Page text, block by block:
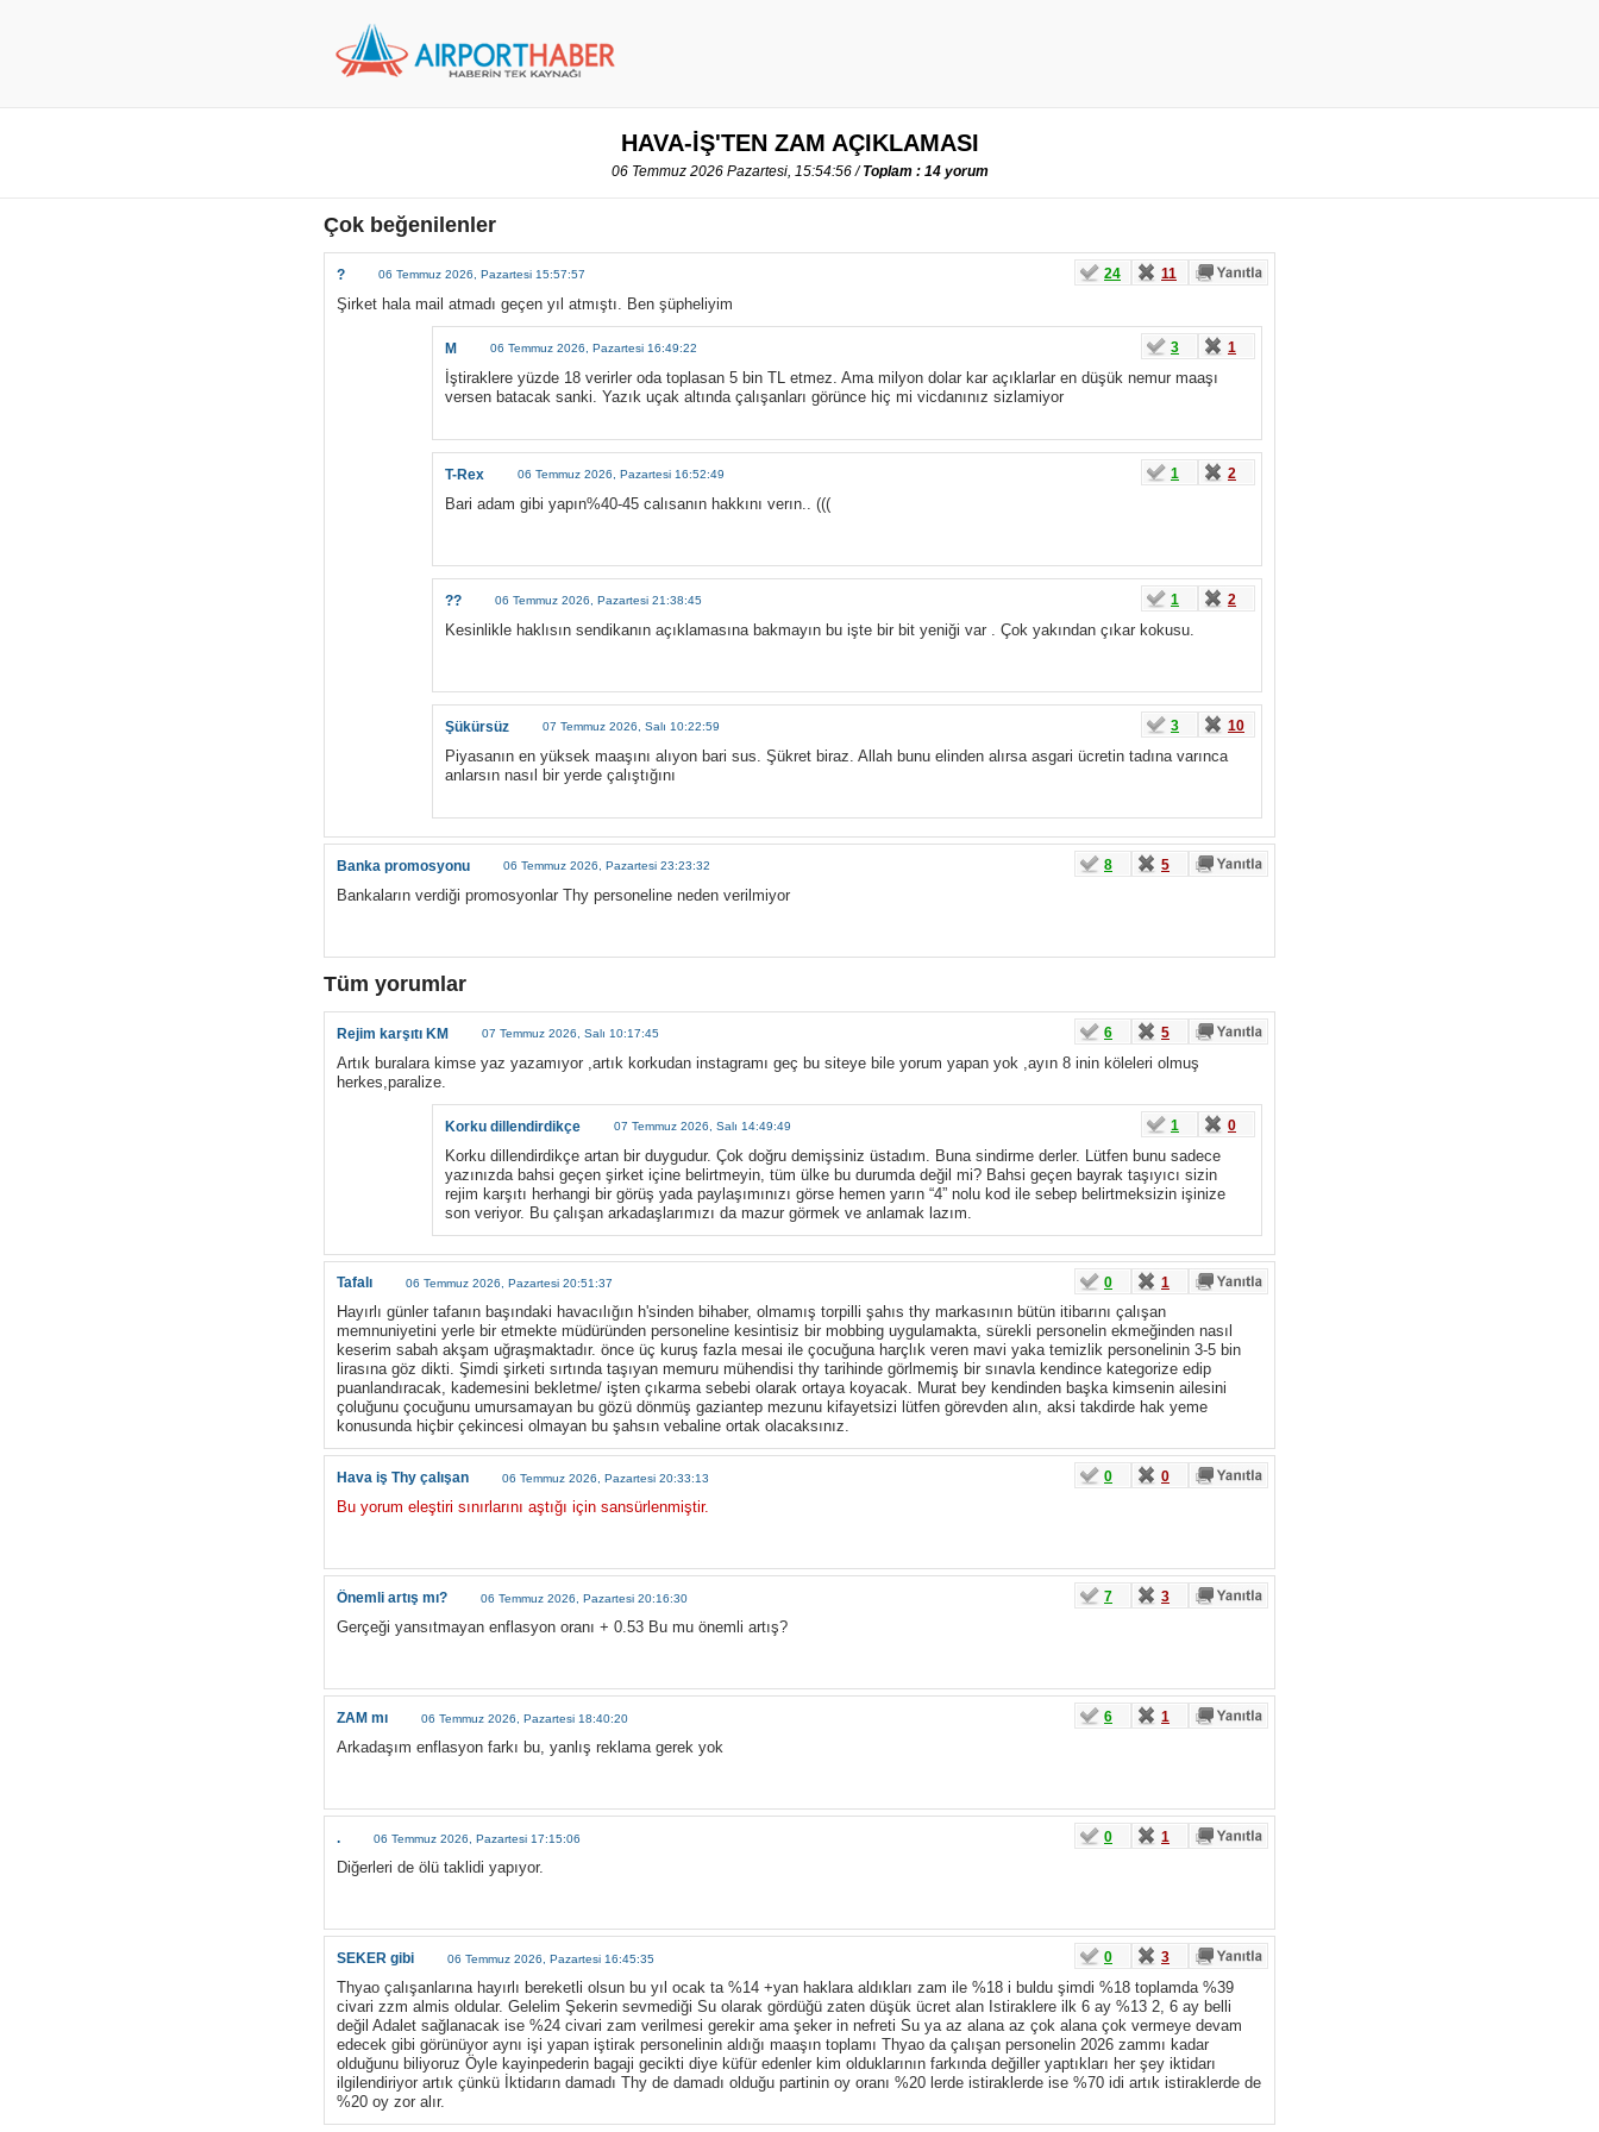
HAVA-İŞ'TEN ZAM AÇIKLAMASI
06 Temmuz 2026 Pazartesi, 15:54:56 /Toplam : 14 yorum
Çok beğenilenler
? 06 Temmuz 2026, Pazartesi 15:57:57
Şirket hala mail atmadı geçen yıl atmıştı. Ben şüpheliyim
24 11
M 06 Temmuz 2026, Pazartesi 16:49:22
İştiraklere yüzde 18 verirler oda toplasan 5 bin TL etmez. Ama milyon dolar kar açıklarlar en düşük nemur maaşı
versen batacak sanki. Yazık uçak altında çalışanları görünce hiç mi vicdanınız sizlamiyor
3 1
T-Rex 06 Temmuz 2026, Pazartesi 16:52:49
Bari adam gibi yapın%40-45 calısanın hakkını verın.. (((
1 2
?? 06 Temmuz 2026, Pazartesi 21:38:45
Kesinlikle haklısın sendikanın açıklamasına bakmayın bu işte bir bit yeniği var . Çok yakından çıkar kokusu.
1 2
Şükürsüz 07 Temmuz 2026, Salı 10:22:59
Piyasanın en yüksek maaşını alıyon bari sus. Şükret biraz. Allah bunu elinden alırsa asgari ücretin tadına varınca
anlarsın nasıl bir yerde çalıştığını
3 10
Banka promosyonu 06 Temmuz 2026, Pazartesi 23:23:32
Bankaların verdiği promosyonlar Thy personeline neden verilmiyor
8 5
Tüm yorumlar
Rejim karşıtı KM 07 Temmuz 2026, Salı 10:17:45
Artık buralara kimse yaz yazamıyor ,artık korkudan instagramı geç bu siteye bile yorum yapan yok ,ayın 8 inin köleleri olmuş
herkes,paralize.
6 5
Korku dillendirdikçe 07 Temmuz 2026, Salı 14:49:49
Korku dillendirdikçe artan bir duygudur. Çok doğru demişsiniz üstadım. Buna sindirme derler. Lütfen bunu sadece
yazınızda bahsi geçen şirket içine belirtmeyin, tüm ülke bu durumda değil mi? Bahsi geçen bayrak taşıyıcı sizin
rejim karşıtı herhangi bir görüş yada paylaşımınızı görse hemen yarın “4” nolu kod ile sebep belirtmeksizin işinize
son veriyor. Bu çalışan arkadaşlarımızı da mazur görmek ve anlamak lazım.
1 0
Tafalı 06 Temmuz 2026, Pazartesi 20:51:37
Hayırlı günler tafanın başındaki havacılığın h'sinden bihaber, olmamış torpilli şahıs thy markasının bütün itibarını çalışan
memnuniyetini yerle bir etmekte müdüründen personeline kesintisiz bir mobbing uygulamakta, sürekli personelin ekmeğinden nasıl
keserim sabah akşam uğraşmaktadır. önce üç kuruş fazla mesai ile çocuğuna harçlık veren mavi yaka temizlik personelinin 3-5 bin
lirasına göz dikti. Şimdi şirketi sırtında taşıyan memuru mühendisi thy tarihinde görlmemiş bir sınavla kendince kategorize edip
puanlandıracak, kademesini bekletme/ işten çıkarma sebebi olarak ortaya koyacak. Murat bey kendinden başka kimsenin ailesini
çoluğunu çocuğunu umursamayan bu gözü dönmüş gaziantep mezunu kifayetsizi lütfen görevden alın, aksi takdirde hak yeme
konusunda hiçbir çekincesi olmayan bu şahsın vebaline ortak olacaksınız.
0 1
Hava iş Thy çalışan 06 Temmuz 2026, Pazartesi 20:33:13
Bu yorum eleştiri sınırlarını aştığı için sansürlenmiştir.
0 0
Önemli artış mı? 06 Temmuz 2026, Pazartesi 20:16:30
Gerçeği yansıtmayan enflasyon oranı + 0.53 Bu mu önemli artış?
7 3
ZAM mı 06 Temmuz 2026, Pazartesi 18:40:20
Arkadaşım enflasyon farkı bu, yanlış reklama gerek yok
6 1
. 06 Temmuz 2026, Pazartesi 17:15:06
Diğerleri de ölü taklidi yapıyor.
0 1
SEKER gibi 06 Temmuz 2026, Pazartesi 16:45:35
Thyao çalışanlarına hayırlı bereketli olsun bu yıl ocak ta %14 +yan haklara aldıkları zam ile %18 i buldu şimdi %18 toplamda %39
civari zzm almis oldular. Gelelim Şekerin sevmediği Su olarak gördüğü zaten düşük ücret alan Istiraklere ilk 6 ay %13 2, 6 ay belli
değil Adalet sağlanacak ise %24 civari zam verilmesi gerekir ama şeker in nefreti Su ya az alana az çok alana çok vermeye devam
edecek gibi görünüyor aynı işi yapan iştirak personelinin aldığı maaşın toplamı Thyao da çalışan personelin 2026 zammı kadar
olduğunu biliyoruz Öyle kayinpederin bagaji gecikti diye küfür edenler kim olduklarının farkında değiller yaptıkları her şey iktidarı
ilgilendiriyor artık çünkü İktidarın damadı Thy de damadı olduğu partinin oy oranı %20 lerde istiraklerde ise %70 idi artık istiraklerde de
%20 oy zor alır.
0 3